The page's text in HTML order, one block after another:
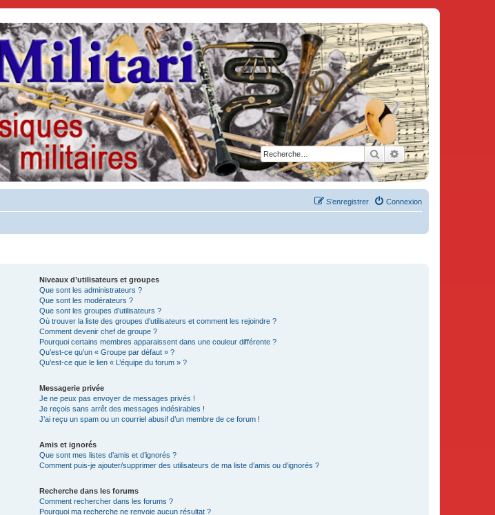
Rechercher
Recherche avancée
Connexion
S’enregistrer
Niveaux d’utilisateurs et groupes
Que sont les administrateurs ?
Que sont les modérateurs ?
Que sont les groupes d’utilisateurs ?
Où trouver la liste des groupes d’utilisateurs et comment les rejoindre ?
Comment devenir chef de groupe ?
Pourquoi certains membres apparaissent dans une couleur différente ?
Qu’est-ce qu’un « Groupe par défaut » ?
Qu’est-ce que le lien « L’équipe du forum » ?
Messagerie privée
Je ne peux pas envoyer de messages privés !
Je reçois sans arrêt des messages indésirables !
J’ai reçu un spam ou un courriel abusif d’un membre de ce forum !
Amis et ignorés
Que sont mes listes d’amis et d’ignorés ?
Comment puis-je ajouter/supprimer des utilisateurs de ma liste d’amis ou d’ignorés ?
Recherche dans les forums
Comment rechercher dans les forums ?
Pourquoi ma recherche ne renvoie aucun résultat ?